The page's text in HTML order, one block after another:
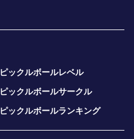
ピックルボールレベル
ピックルボールサークル
ピックルボールランキング